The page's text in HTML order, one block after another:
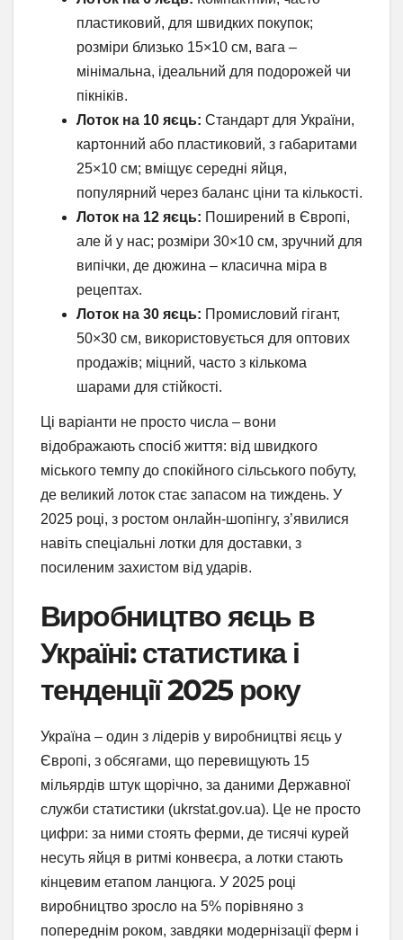
пластиковий, для швидких покупок;
розміри близько 15×10 см, вага –
мінімальна, ідеальний для подорожей чи
пікніків.
Лоток на 10 яєць: Стандарт для України,
картонний або пластиковий, з габаритами
25×10 см; вміщує середні яйця,
популярний через баланс ціни та кількості.
Лоток на 12 яєць: Поширений в Європі,
але й у нас; розміри 30×10 см, зручний для
випічки, де дюжина – класична міра в
рецептах.
Лоток на 30 яєць: Промисловий гігант,
50×30 см, використовується для оптових
продажів; міцний, часто з кількома
шарами для стійкості.
Ці варіанти не просто числа – вони
відображають спосіб життя: від швидкого
міського темпу до спокійного сільського побуту,
де великий лоток стає запасом на тиждень. У
2025 році, з ростом онлайн-шопінгу, з’явилися
навіть спеціальні лотки для доставки, з
посиленим захистом від ударів.
Виробництво яєць в
Україні: статистика і
тенденції 2025 року
Україна – один з лідерів у виробництві яєць у
Європі, з обсягами, що перевищують 15
мільярдів штук щорічно, за даними Державної
служби статистики (ukrstat.gov.ua). Це не просто
цифри: за ними стоять ферми, де тисячі курей
несуть яйця в ритмі конвеєра, а лотки стають
кінцевим етапом ланцюга. У 2025 році
виробництво зросло на 5% порівняно з
попереднім роком, завдяки модернізації ферм і